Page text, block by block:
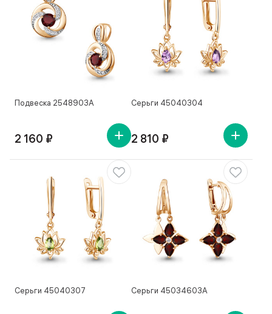
Подвеска 2548903А
2 160 ₽
Серьги 45040304
2 810 ₽
Серьги 45040307 Серьги 45034603А